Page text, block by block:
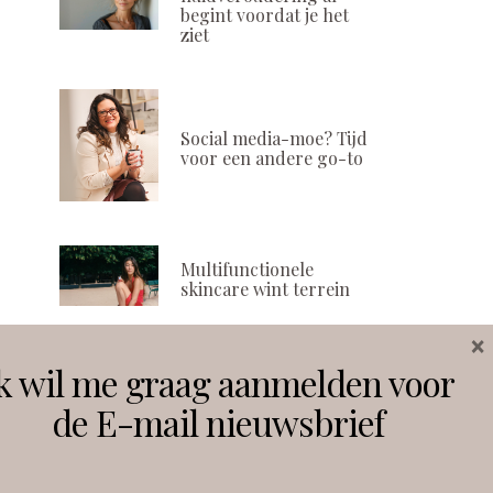
begint voordat je het
ziet
Social media-moe? Tijd
voor een andere go-to
Multifunctionele
skincare wint terrein
Volg ons
wil me graag aanmelden voor
de E-mail nieuwsbrief
×